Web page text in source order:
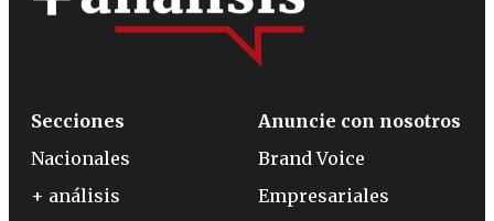
Secciones
Nacionales
+ análisis
Anuncie con nosotros
Brand Voice
Empresariales